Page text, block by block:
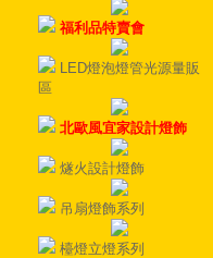
福利品特賣會
LED燈泡燈管光源量販
區
北歐風宜家設計燈飾
燧火設計燈飾
吊扇燈飾系列
檯燈立燈系列